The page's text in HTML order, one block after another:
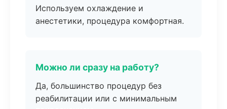
Используем охлаждение и
анестетики, процедура комфортная.
Можно ли сразу на работу?
Да, большинство процедур без
реабилитации или с минимальным